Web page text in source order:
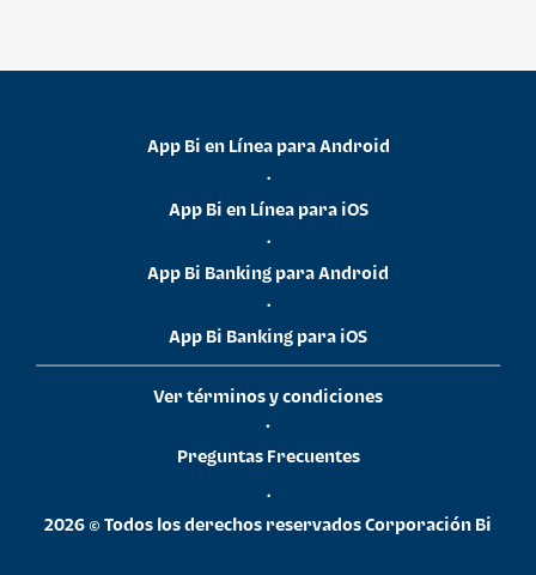
App Bi en Línea para Android
•
App Bi en Línea para iOS
•
App Bi Banking para Android
•
App Bi Banking para iOS
Ver términos y condiciones
•
Preguntas Frecuentes
•
2026 © Todos los derechos reservados Corporación Bi